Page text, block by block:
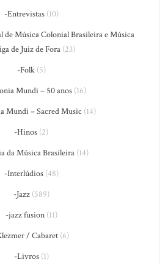
-Entrevistas(10)
de Música Colonial Brasileira e Música
de Juiz de Fora (23)
-Folk(5)
Mundi – 50 anos(16)
Mundi – Sacred Music (14)
-Hinos (2)
da Música Brasileira(14)
-Interlúdios(48)
-Jazz(589)
-jazz fusion(11)
/ Cabaret (6)
-Livros(1)